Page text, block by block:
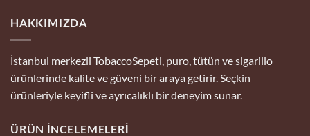
HAKKIMIZDA
İstanbul merkezli TobaccoSepeti, puro, tütün ve sigarillo
ürünlerinde kalite ve güveni bir araya getirir. Seçkin
ürünleriyle keyifli ve ayrıcalıklı bir deneyim sunar.
ÜRÜN İNCELEMELERI